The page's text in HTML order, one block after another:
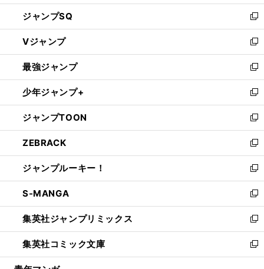
し
い
ウ
ィ
ン
ド
ウ
で
開
く
ジャンプSQ
新
し
い
ウ
ィ
ン
ド
ウ
で
開
く
Vジャンプ
新
し
い
ウ
ィ
ン
ド
ウ
で
開
く
最強ジャンプ
新
し
い
ウ
ィ
ン
ド
ウ
で
開
く
少年ジャンプ+
新
し
い
ウ
ィ
ン
ド
ウ
で
開
く
ジャンプTOON
新
し
い
ウ
ィ
ン
ド
ウ
で
開
く
ZEBRACK
新
し
い
ウ
ィ
ン
ド
ウ
で
開
ジャンプルーキー！
新
し
い
ウ
ィ
ン
ド
ウ
S-MANGA
新
し
い
ウ
ィ
ン
集英社ジャンプリミックス
新
し
い
ウ
集英社コミック文庫
新
し